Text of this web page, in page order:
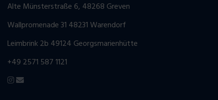
Alte Münsterstraße 6, 48268 Greven
Wallpromenade 31 48231 Warendorf
Leimbrink 2b 49124 Georgsmarienhütte
+49 2571 587 1121